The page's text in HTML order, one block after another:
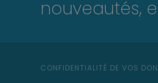
nouveautés,
CONFIDENTIALITÉ DE VOS